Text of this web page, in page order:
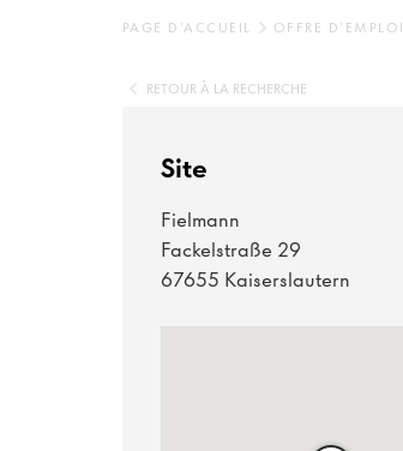
PAGE D'ACCUEIL OFFRE D'EMPLOI
RETOUR À LA RECHERCHE
Site
Fielmann
Fackelstraße 29
67655 Kaiserslautern